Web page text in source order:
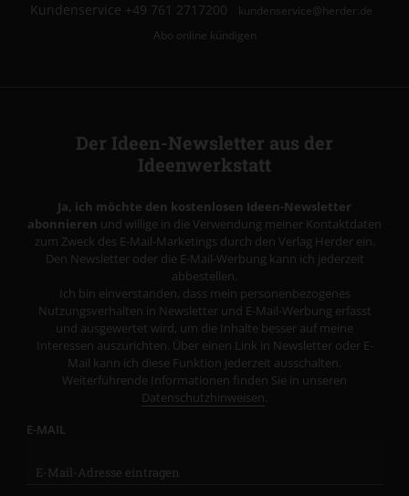
Kundenservice +49 761 2717200
kundenservice@herder.de
Abo online kündigen
Der Ideen-Newsletter aus der
Ideenwerkstatt
Ja, ich möchte den kostenlosen Ideen-Newsletter
abonnieren und willige in die Verwendung meiner Kontaktdaten
zum Zweck des E-Mail-Marketings durch den Verlag Herder ein.
Den Newsletter oder die E-Mail-Werbung kann ich jederzeit
abbestellen.
Ich bin einverstanden, dass mein personenbezogenes
Nutzungsverhalten in Newsletter und E-Mail-Werbung erfasst
und ausgewertet wird, um die Inhalte besser auf meine
Interessen auszurichten. Über einen Link in Newsletter oder E-
Mail kann ich diese Funktion jederzeit ausschalten.
Weiterführende Informationen finden Sie in unseren
Datenschutzhinweisen.
E-MAIL